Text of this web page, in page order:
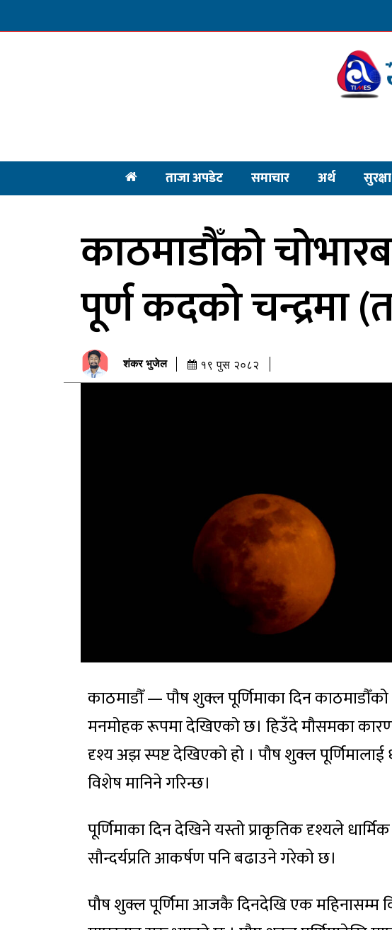
ताजा अपडेट समाचार अर्थ सुरक्षा
काठमाडौँको
पूर्ण कदको चन्द्रमा
शंकर भुजेल १९ पुस २०८२
काठमाडौँ — पौष शुक्ल पूर्णिमाका दिन काठमाडौँको
मनमोहक रूपमा देखिएको छ। हिउँदे मौसमका
दृश्य अझ स्पष्ट देखिएको हो । पौष शुक्ल पूर्णिमालाई
विशेष मानिने गरिन्छ।
पूर्णिमाका दिन देखिने यस्तो प्राकृतिक दृश्यले
सौन्दर्यप्रति आकर्षण पनि बढाउने गरेको छ।
पौष शुक्ल पूर्णिमा आजकै दिनदेखि एक महिनासम्म